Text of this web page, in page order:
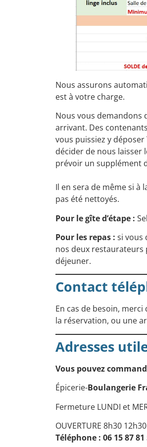
Nous assurons
est à votre charge.
Nous vous demandons
arrivant. Des
vous puissiez y
décider de nous laisser
prévoir un supplément
Il en sera de même si à
pas été nettoyés.
Pour le gîte d’étape :
Pour les repas : si vous
nos deux
déjeuner.
Contact
En cas de besoin,
la réservation, ou une
Adresses
Vous pouvez
Épicerie-Boulangerie
Fermeture LUNDI et
OUVERTURE 8h30
Téléphone : 06 15 87 81